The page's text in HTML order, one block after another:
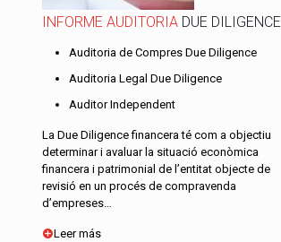
INFORME AUDITORIA DUE DILIGENCE
Auditoria de Compres Due Diligence
Auditoria Legal Due Diligence
Auditor Independent
La Due Diligence financera té com a objectiu
determinar i avaluar la situació econòmica
financera i patrimonial de l’entitat objecte de
revisió en un procés de compravenda
d’empreses…
Leer más